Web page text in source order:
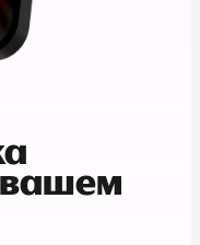
вашем